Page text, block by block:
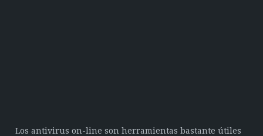
Los antivirus on-line son herramientas bastante útiles